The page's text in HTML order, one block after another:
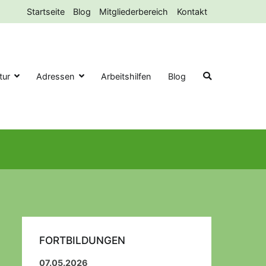
Startseite Blog Mitgliederbereich Kontakt
Adressen Arbeitshilfen Blog
FORTBILDUNGEN
07.05.2026